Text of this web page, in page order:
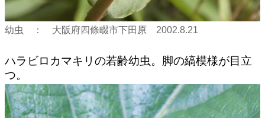
幼虫 ： 大阪府四條畷市下田原 2002.8.21
ハラビロカマキリの若齢幼虫。脚の縞模様が目立
つ。